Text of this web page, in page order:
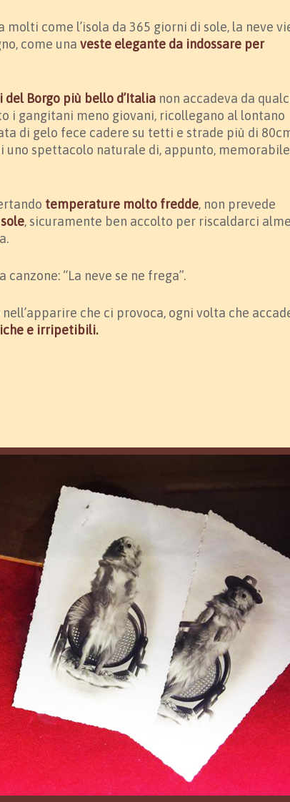
come l’isola da 365 giorni di sole, la neve
come una veste elegante da indossare per
Borgo più bello d’Italia non accadeva da
i gangitani meno giovani, ricollegano al lontano
di gelo fece cadere su tetti e strade più di
uno spettacolo naturale di, appunto, memorabile
temperature molto fredde, non prevede
, sicuramente ben accolto per riscaldarci
“La neve se ne frega”.
che ci provoca, ogni volta che
e irripetibili.